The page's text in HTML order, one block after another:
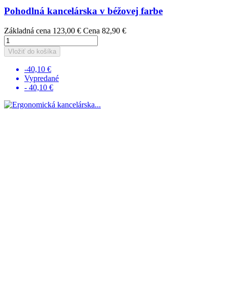
Pohodlná kancelárska v béžovej farbe
Základná cena 123,00 € Cena 82,90 €
Vložiť do košíka
-40,10 €
Vypredané
- 40,10 €